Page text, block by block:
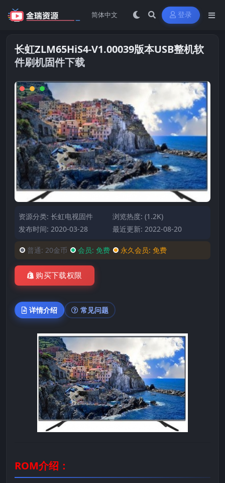
登录
长虹ZLM65HiS4-V1.00039版本USB整机软
件刷机固件下载
资源分类: 长虹电视固件
浏览热度: (1.2K)
发布时间: 2020-03-28
最近更新: 2022-08-20
普通: 20金币 会员: 免费 永久会员: 免费
购买下载权限
详情介绍 常见问题
ROM介绍：